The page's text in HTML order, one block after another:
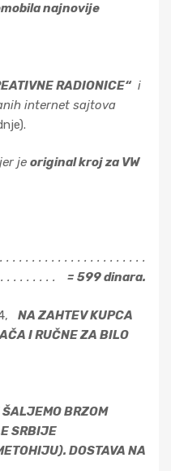
najnovije
RADIONICE“i
internet sajtova
je original kroj za VW
. . . . . . . . . . . . . . . . . . . . . .
. . . . . . . .
= 599 dinara.
NA ZAHTEV KUPCA
I RUČNE ZA BILO
BRZOM
SRBIJE
DOSTAVA NA